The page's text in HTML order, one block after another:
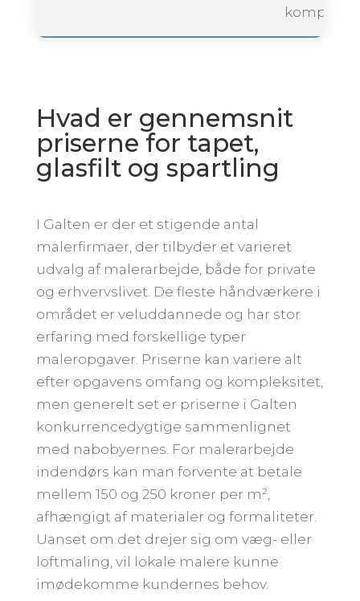
Hvad er gennemsnit
priserne for tapet,
glasfilt og spartling
I Galten er der et stigende antal
malerfirmaer, der tilbyder et varieret
udvalg af malerarbejde, både for private
og erhvervslivet. De fleste håndværkere i
området er veluddannede og har stor
erfaring med forskellige typer
maleropgaver. Priserne kan variere alt
efter opgavens omfang og kompleksitet,
men generelt set er priserne i Galten
konkurrencedygtige sammenlignet
med nabobyernes. For malerarbejde
indendørs kan man forvente at betale
mellem 150 og 250 kroner per m²,
afhængigt af materialer og formaliteter.
Uanset om det drejer sig om væg- eller
loftmaling, vil lokale malere kunne
imødekomme kundernes behov.